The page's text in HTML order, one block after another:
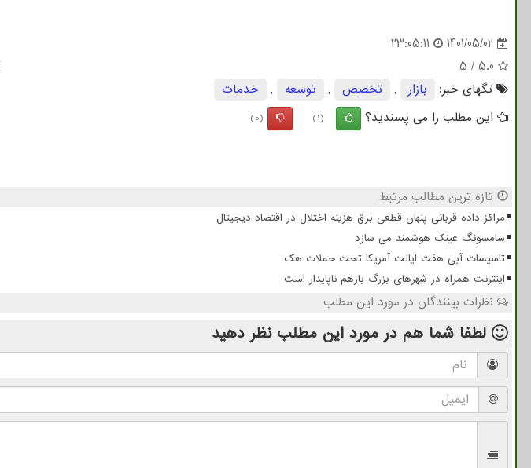
1401/05/02
23:05:11
5.0
/
5
تگهای خبر:
بازار , تخصص , توسعه ,
خدمات
این مطلب را می پسندید؟
(1)
(0)
تازه ترین مطالب مرتبط
مراکز داده قربانی پنهان قطعی برق هزینه اختلال در اقتصاد دیجیتال
سامسونگ عینک هوشمند می سازد
تاسیسات آبی هفت ایالت آمریکا تحت حملات هک
اینترنت همراه در شهرهای بزرگ بازهم ناپایدار است
نظرات بینندگان در مورد این مطلب
لطفا شما هم در مورد این مطلب نظر دهید